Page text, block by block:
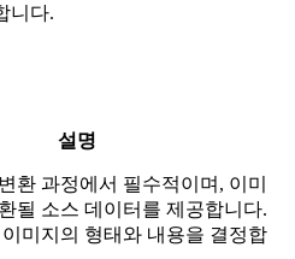
니다.
설명
환 과정에서 필수적이며, 이미
될 소스 데이터를 제공합니다.
미지의 형태와 내용을 결정합